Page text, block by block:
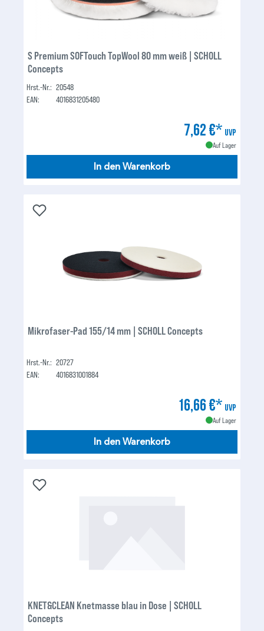
S Premium SOFTouch TopWool 80 mm weiß | SCHOLL
Concepts
Hrst.-Nr.: 20548
EAN:
4016831205480
7,62 €* UVP
Auf Lager
In den Warenkorb
Mikrofaser-Pad 155/14 mm | SCHOLL Concepts
Hrst.-Nr.: 20727
EAN:
4016831001884
16,66 €* UVP
Auf Lager
In den Warenkorb
KNET&CLEAN Knetmasse blau in Dose | SCHOLL
Concepts